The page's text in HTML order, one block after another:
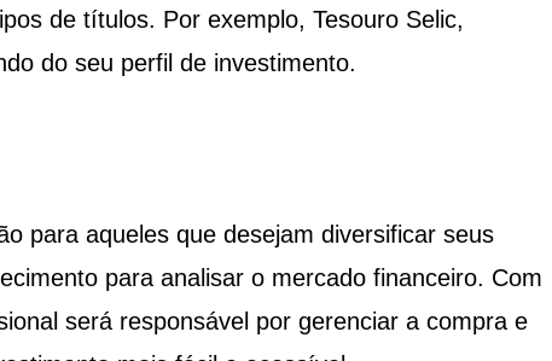
de títulos. Por exemplo, Tesouro Selic,
do seu perfil de investimento.
para aqueles que desejam diversificar seus
para analisar o mercado financeiro. Com
será responsável por gerenciar a compra e